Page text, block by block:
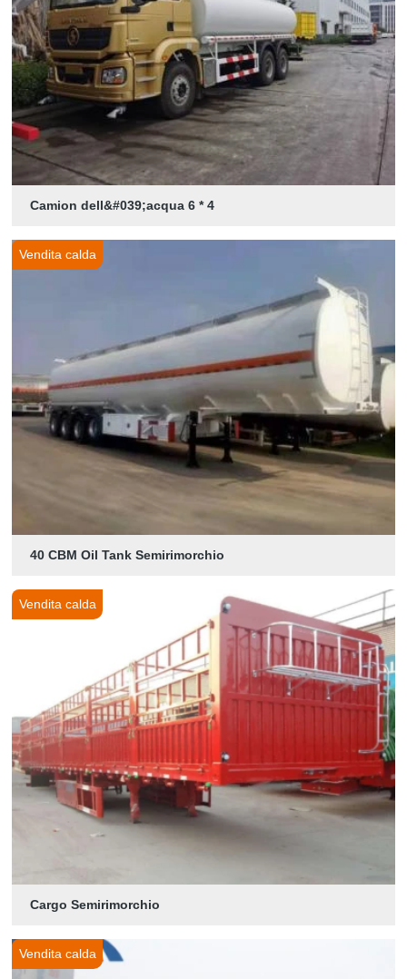
Camion dell&#039;acqua 6 * 4
Vendita calda
40 CBM Oil Tank Semirimorchio
Vendita calda
Cargo Semirimorchio
Vendita calda